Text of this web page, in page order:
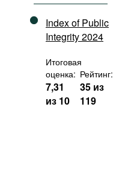
Index of Public
Integrity 2024
Итоговая
оценка:
7,31
из 10
Рейтинг:
35 из
119